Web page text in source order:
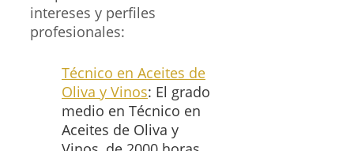
intereses y perfiles
profesionales:
Técnico en Aceites de
Oliva y Vinos: El grado
medio en Técnico en
Aceites de Oliva y